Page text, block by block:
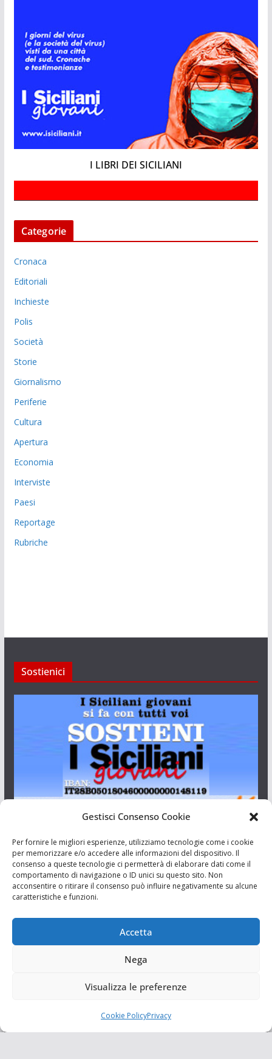
Gestisci Consenso Cookie
Per fornire le migliori esperienze, utilizziamo tecnologie come i cookie
per memorizzare e/o accedere alle informazioni del dispositivo. Il
consenso a queste tecnologie ci permetterà di elaborare dati come il
comportamento di navigazione o ID unici su questo sito. Non
acconsentire o ritirare il consenso può influire negativamente su alcune
caratteristiche e funzioni.
Accetta
Nega
Visualizza le preferenze
Cookie PolicyPrivacy
I LIBRI DEI SICILIANI
Categorie
Cronaca
Editoriali
Inchieste
Polis
Società
Storie
Giornalismo
Periferie
Cultura
Apertura
Economia
Interviste
Paesi
Reportage
Rubriche
Sostienici
Aut. del tribunale di Catania n.23/2011 del 20/09/2011 Dir.
Resp. Riccardo Orioles.
Associazione Culturale I Siciliani Giovani
via Randazzo 27 Catania
I Siciliani Giovani. Tutti i diritti riservati.
Tema:ColorMagdi ThemeGrill. Powered byWordPress.